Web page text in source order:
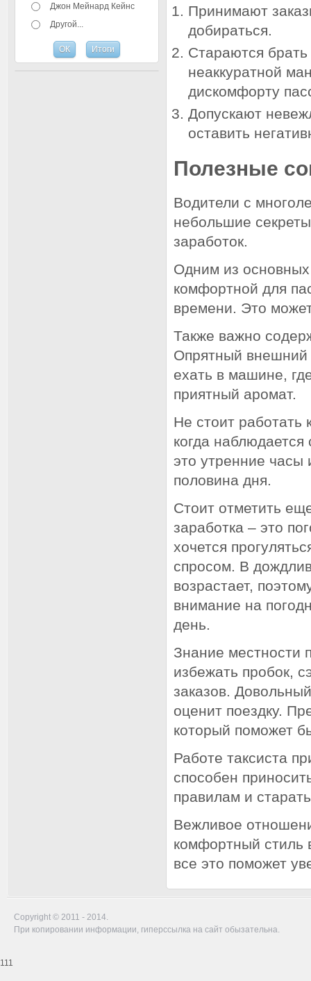
Джон Мейнард Кейнс
Другой...
Принимают
добираться.
Стараются брать
неаккуратной
дискомфорту
Допускают
оставить
Полезные
Водители с
небольшие
заработок.
Одним из
комфортной для
времени. Это
Также важно
Опрятный внешний
ехать в машине,
приятный аромат.
Не стоит работать
когда
это утренние
половина дня.
Стоит отметить
заработка – это
хочется
спросом. В
возрастает,
внимание на
день.
Знание местности
избежать пробок,
заказов.
оценит поездку.
который поможет
Работе таксиста
способен
правилам и
Вежливое
комфортный стиль
все это поможет
Copyright © 2011 - 2014.
При копировании информации, гиперссылка на сайт обызательна.
111